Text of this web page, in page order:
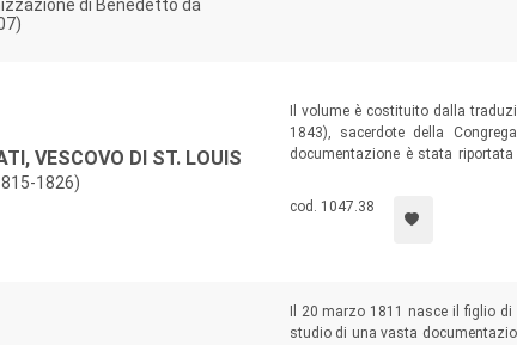
di Benedetto da
VESCOVO DI ST. LOUIS
1826)
Il volume è costituito dalla
1843), sacerdote della
documentazione è stata
missionario italiano, in un
coinvolgimento del clero
cod. 1047.38
Il 20 marzo 1811 nasce il figlio di
studio di una vasta